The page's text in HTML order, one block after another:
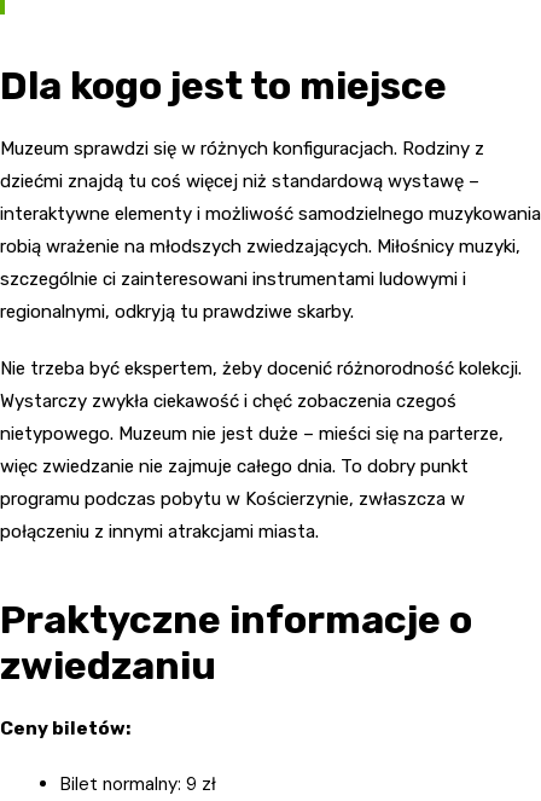
Dla kogo jest to miejsce
Muzeum sprawdzi się w różnych konfiguracjach. Rodziny z
dziećmi znajdą tu coś więcej niż standardową wystawę –
interaktywne elementy i możliwość samodzielnego muzykowania
robią wrażenie na młodszych zwiedzających. Miłośnicy muzyki,
szczególnie ci zainteresowani instrumentami ludowymi i
regionalnymi, odkryją tu prawdziwe skarby.
Nie trzeba być ekspertem, żeby docenić różnorodność kolekcji.
Wystarczy zwykła ciekawość i chęć zobaczenia czegoś
nietypowego. Muzeum nie jest duże – mieści się na parterze,
więc zwiedzanie nie zajmuje całego dnia. To dobry punkt
programu podczas pobytu w Kościerzynie, zwłaszcza w
połączeniu z innymi atrakcjami miasta.
Praktyczne informacje o
zwiedzaniu
Ceny biletów:
Bilet normalny: 9 zł